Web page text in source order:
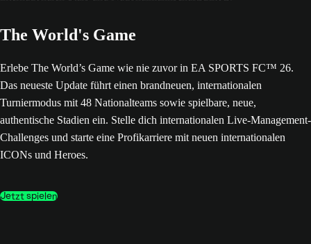
The World's Game
Erlebe The World’s Game wie nie zuvor in EA SPORTS FC™ 26.
Das neueste Update führt einen brandneuen, internationalen
Turniermodus mit 48 Nationalteams sowie spielbare, neue,
authentische Stadien ein. Stelle dich internationalen Live-Management-
Challenges und starte eine Profikarriere mit neuen internationalen
ICONs und Heroes.
Jetzt spielen